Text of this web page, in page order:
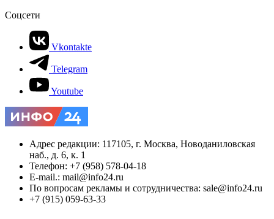
Соцсети
Vkontakte
Telegram
Youtube
Адрес редакции: 117105, г. Москва, Новоданиловская
наб., д. 6, к. 1
Телефон: +7 (958) 578-04-18
E-mail.: mail@info24.ru
По вопросам рекламы и сотрудничества: sale@info24.ru
+7 (915) 059-63-33